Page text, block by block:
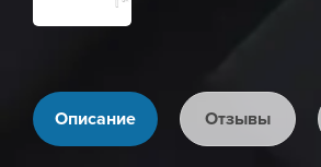
Описание Отзывы